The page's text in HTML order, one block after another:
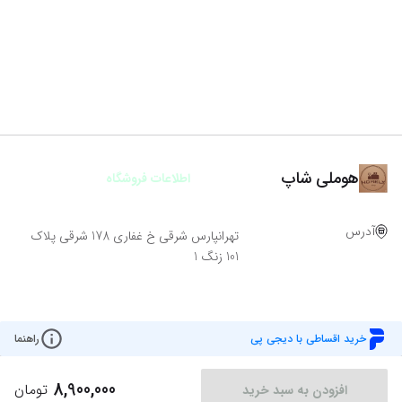
خرید اقساطی با دیجی پی راهنما
افزودن به سبد خرید 8,900,000 تومان
هوملی شاپ اطلاعات فروشگاه
آدرس
تهرانپارس شرقی خ غفاری 178 شرقی پلاک
101 زنگ 1